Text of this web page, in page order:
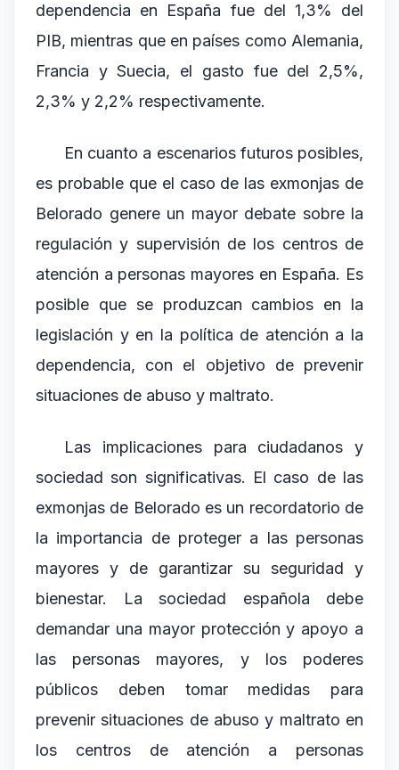
dependencia en España fue del 1,3% del
PIB, mientras que en países como Alemania,
Francia y Suecia, el gasto fue del 2,5%,
2,3% y 2,2% respectivamente.
En cuanto a escenarios futuros posibles,
es probable que el caso de las exmonjas de
Belorado genere un mayor debate sobre la
regulación y supervisión de los centros de
atención a personas mayores en España. Es
posible que se produzcan cambios en la
legislación y en la política de atención a la
dependencia, con el objetivo de prevenir
situaciones de abuso y maltrato.
Las implicaciones para ciudadanos y
sociedad son significativas. El caso de las
exmonjas de Belorado es un recordatorio de
la importancia de proteger a las personas
mayores y de garantizar su seguridad y
bienestar. La sociedad española debe
demandar una mayor protección y apoyo a
las personas mayores, y los poderes
públicos deben tomar medidas para
prevenir situaciones de abuso y maltrato en
los centros de atención a personas